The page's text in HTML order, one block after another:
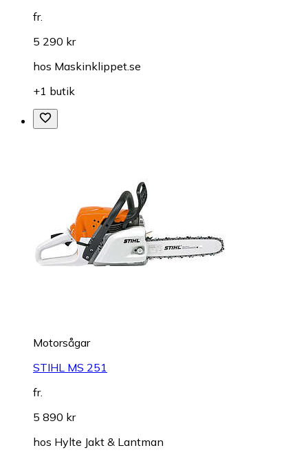
fr.
5 290 kr
hos Maskinklippet.se
+1 butik
Motorsågar
STIHL MS 251
fr.
5 890 kr
hos Hylte Jakt & Lantman